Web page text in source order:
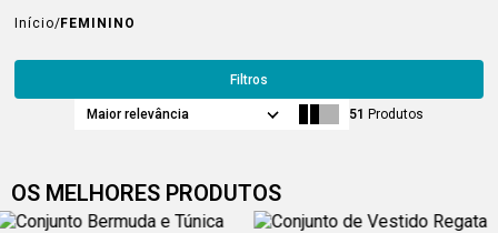
Início FEMININO
Filtros
51 Produtos
Maior relevância
OS MELHORES PRODUTOS